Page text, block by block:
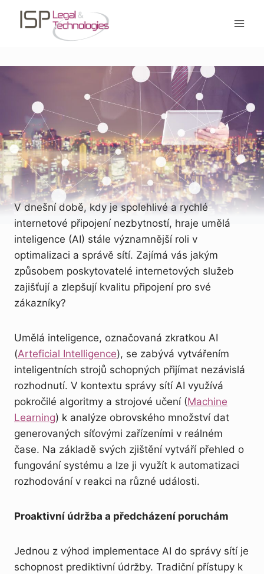
V dnešní době, kdy je spolehlivé a rychlé
internetové připojení nezbytností, hraje umělá
inteligence (AI) stále významnější roli v
optimalizaci a správě sítí. Zajímá vás jakým
způsobem poskytovatelé internetových služeb
zajišťují a zlepšují kvalitu připojení pro své
zákazníky?
Umělá inteligence, označovaná zkratkou AI
(Arteficial Intelligence), se zabývá vytvářením
inteligentních strojů schopných přijímat nezávislá
rozhodnutí. V kontextu správy sítí AI využívá
pokročilé algoritmy a strojové učení (Machine
Learning) k analýze obrovského množství dat
generovaných síťovými zařízeními v reálném
čase. Na základě svých zjištění vytváří přehled o
fungování systému a lze ji využít k automatizaci
rozhodování v reakci na různé události.
Proaktivní údržba a předcházení poruchám
Jednou z výhod implementace AI do správy sítí je
schopnost prediktivní údržby. Tradiční přístupy k